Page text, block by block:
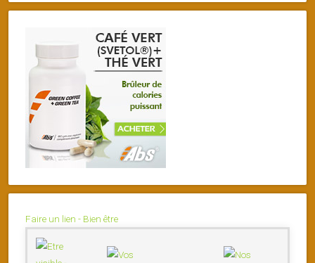
Faire un lien - Bien être